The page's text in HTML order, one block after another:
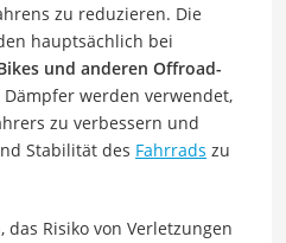
zu reduzieren. Die
hauptsächlich bei
und anderen Offroad-
Dämpfer werden verwendet,
zu verbessern und
Stabilität des Fahrrads zu
Risiko von Verletzungen